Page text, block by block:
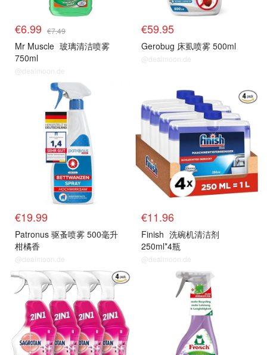
€6.99 €7.49
Mr Muscle 玻璃清洁喷雾
750ml
@dealmoon.de
€59.95
Gerobug 床虱喷雾 500ml
@dealmoon.de
€19.99
Patronus 驱蚤喷雾 500毫升
柑橘香
@dealmoon.de
€11.96
Finish 洗碗机清洁剂
250ml*4瓶
@dealmoon.de